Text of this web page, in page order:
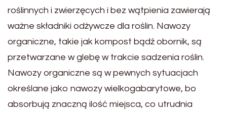
roślinnych i zwierzęcych i bez wątpienia zawierają
ważne składniki odżywcze dla roślin. Nawozy
organiczne, takie jak kompost bądź obornik, są
przetwarzane w glebę w trakcie sadzenia roślin.
Nawozy organiczne są w pewnych sytuacjach
określane jako nawozy wielkogabarytowe, bo
absorbują znaczną ilość miejsca, co utrudnia